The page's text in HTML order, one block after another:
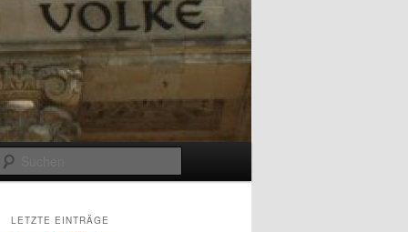
LETZTE EINTRÄGE